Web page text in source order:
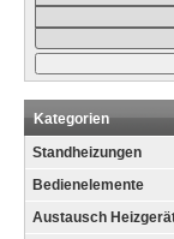
Kategorien
Standheizungen
Bedienelemente
Austausch